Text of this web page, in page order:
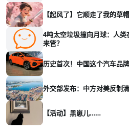
【起风了】它顺走了我的草帽
4吨太空垃圾撞向月球：人
来管？
历史首次！中国这个汽车品
外交部发布：中方对美反制
【活动】黑崽儿……